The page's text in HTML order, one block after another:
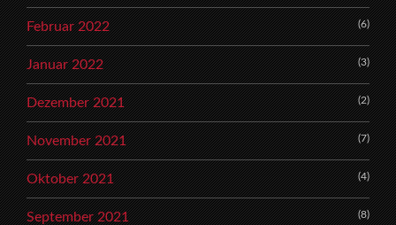
Februar 2022 (6)
Januar 2022 (3)
Dezember 2021 (2)
November 2021 (7)
Oktober 2021 (4)
September 2021 (8)